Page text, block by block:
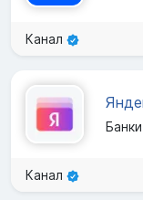
Канал
Банки
Канал